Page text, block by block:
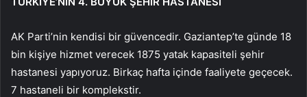
AK Parti’nin kendisi bir güvencedir. Gaziantep’te günde 18
bin kişiye hizmet verecek 1875 yatak kapasiteli şehir
hastanesi yapıyoruz. Birkaç hafta içinde faaliyete geçecek.
7 hastaneli bir komplekstir.